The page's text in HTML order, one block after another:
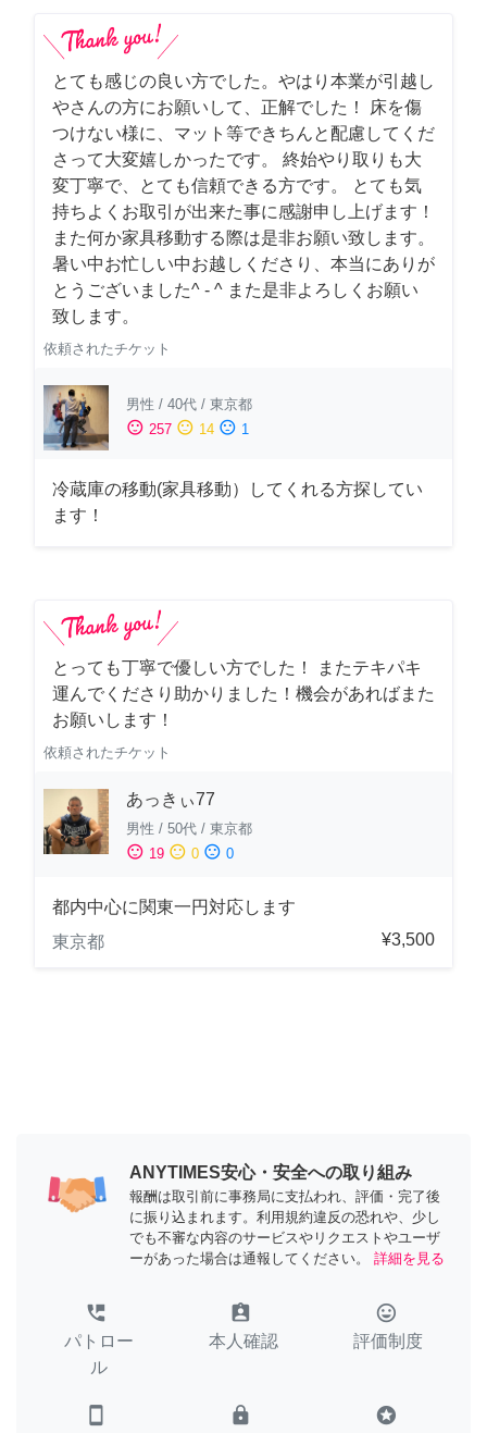
とても感じの良い方でした。やはり本業が引越し
やさんの方にお願いして、正解でした！ 床を傷
つけない様に、マット等できちんと配慮してくだ
さって大変嬉しかったです。 終始やり取りも大
変丁寧で、とても信頼できる方です。 とても気
持ちよくお取引が出来た事に感謝申し上げます！
また何か家具移動する際は是非お願い致します。
暑い中お忙しい中お越しくださり、本当にありが
とうございました^ - ^ また是非よろしくお願い
致します。
依頼されたチケット
男性 / 40代 / 東京都
sentiment_satisfied 257 sentiment_neutral 14 sentiment_dissatisfied 1
冷蔵庫の移動(家具移動）してくれる方探してい
ます！
とっても丁寧で優しい方でした！ またテキパキ
運んでくださり助かりました！機会があればまた
お願いします！
依頼されたチケット
あっきぃ77
男性 / 50代 / 東京都
sentiment_satisfied 19 sentiment_neutral 0 sentiment_dissatisfied 0
都内中心に関東一円対応します
東京都
¥3,500
ANYTIMES安心・安全への取り組み
報酬は取引前に事務局に支払われ、評価・完了後
に振り込まれます。利用規約違反の恐れや、少し
でも不審な内容のサービスやリクエストやユーザ
ーがあった場合は通報してください。
詳細を見る
perm_phone_msg
パトロー
ル
assignment_ind
本人確認
tag_faces
評価制度
smartphone lock stars